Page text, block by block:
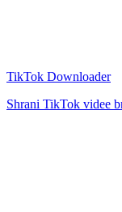
TikTok Downloader
Shrani TikTok videe